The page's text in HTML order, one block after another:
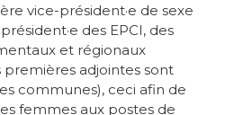
vice-président·e de sexe
des EPCI, des
et régionaux
adjointes sont
communes), ceci afin de
femmes aux postes de